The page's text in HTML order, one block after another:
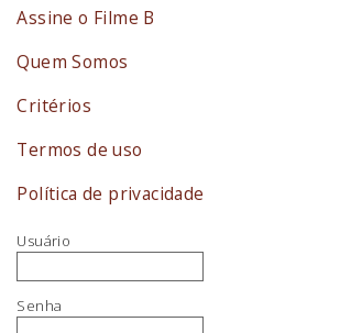
Assine o Filme B
Quem Somos
Critérios
Termos de uso
Política de privacidade
Usuário
Senha